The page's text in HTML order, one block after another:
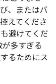
、またはバ
えてくださ
避けてくだ
多すぎる
るためにス